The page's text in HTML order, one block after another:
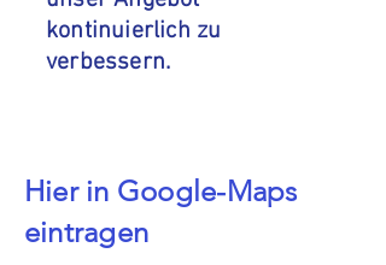
kontinuierlich zu
verbessern. ​​​
Hier in Google-Maps
eintragen